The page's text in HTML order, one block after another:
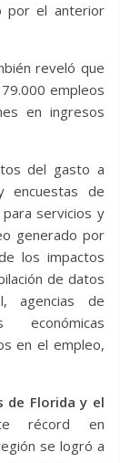
por el anterior
reveló que
empleos
en ingresos
del gasto a
encuestas de
servicios y
generado por
los impactos
de datos
agencias de
en el empleo,
de Florida y el
récord en
se logró a